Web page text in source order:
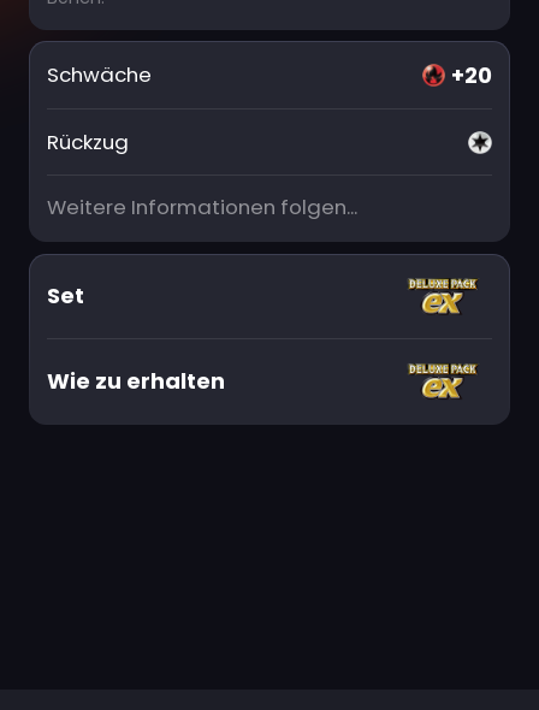
Schwäche +20
Rückzug
Weitere Informationen folgen...
Set
Wie zu erhalten